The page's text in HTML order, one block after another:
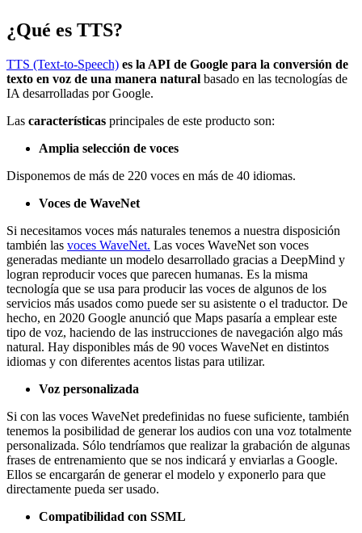
¿Qué es TTS?
TTS (Text-to-Speech) es la API de Google para la conversión de
texto en voz de una manera natural basado en las tecnologías de
IA desarrolladas por Google.
Las características principales de este producto son:
Amplia selección de voces
Disponemos de más de 220 voces en más de 40 idiomas.
Voces de WaveNet
Si necesitamos voces más naturales tenemos a nuestra disposición
también las voces WaveNet. Las voces WaveNet son voces
generadas mediante un modelo desarrollado gracias a DeepMind y
logran reproducir voces que parecen humanas. Es la misma
tecnología que se usa para producir las voces de algunos de los
servicios más usados como puede ser su asistente o el traductor. De
hecho, en 2020 Google anunció que Maps pasaría a emplear este
tipo de voz, haciendo de las instrucciones de navegación algo más
natural. Hay disponibles más de 90 voces WaveNet en distintos
idiomas y con diferentes acentos listas para utilizar.
Voz personalizada
Si con las voces WaveNet predefinidas no fuese suficiente, también
tenemos la posibilidad de generar los audios con una voz totalmente
personalizada. Sólo tendríamos que realizar la grabación de algunas
frases de entrenamiento que se nos indicará y enviarlas a Google.
Ellos se encargarán de generar el modelo y exponerlo para que
directamente pueda ser usado.
Compatibilidad con SSML